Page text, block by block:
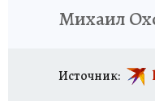
Михаил
Источник: